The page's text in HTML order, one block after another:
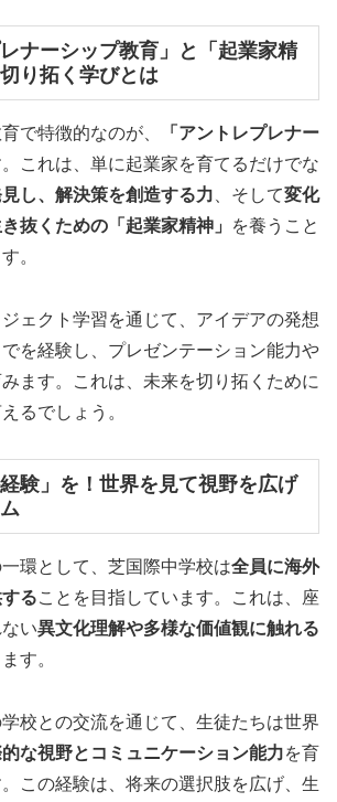
レナーシップ教育」と「起業家精
り拓く学びとは
で特徴的なのが、
「アントレプレナー
これは、単に起業家を育てるだけでな
し、解決策を創造する力 、そして変化
抜くための「起業家精神」
を養うこと
。
ェクト学習を通じて、アイデアの発想
を経験し、プレゼンテーション能力や
ます。これは、未来を切り拓くために
るでしょう。
験」を！世界を見て視野を広げ
環として、芝国際中学校は全員に海外
ることを目指しています。これは、座
い異文化理解や多様な価値観に触れる
す。
校との交流を通じて、生徒たちは世界
的な視野とコミュニケーション能力を育
この経験は、将来の選択肢を広げ、生